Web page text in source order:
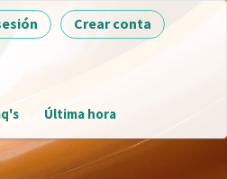
Crear conta
Última hora